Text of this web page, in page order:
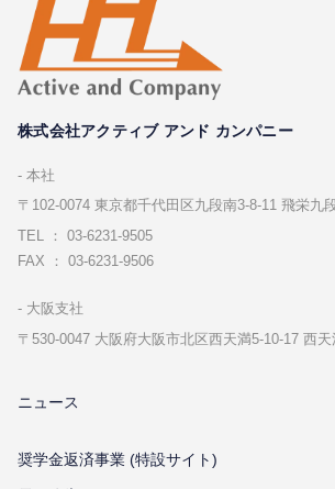
株式会社アクティブ アンド カンパニー
本社
〒102-0074 東京都千代⽥区九段南3-8-11 飛栄九
TEL ： 03-6231-9505
FAX ： 03-6231-9506
⼤阪⽀社
〒530-0047 ⼤阪府⼤阪市北区⻄天満5-10-17 ⻄
ニュース
奨学金返済事業 (特設サイト)